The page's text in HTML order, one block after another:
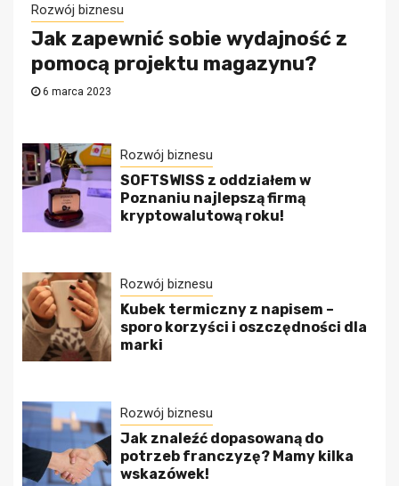
Rozwój biznesu
Jak zapewnić sobie wydajność z
pomocą projektu magazynu?
6 marca 2023
Rozwój biznesu
SOFTSWISS z oddziałem w
Poznaniu najlepszą firmą
kryptowalutową roku!
Rozwój biznesu
Kubek termiczny z napisem –
sporo korzyści i oszczędności dla
marki
Rozwój biznesu
Jak znaleźć dopasowaną do
potrzeb franczyzę? Mamy kilka
wskazówek!